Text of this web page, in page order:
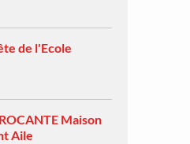
de l'Ecole
Maison
Aile